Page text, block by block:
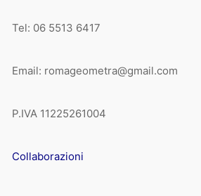
Tel: 06 5513 6417
Email: romageometra@gmail.com
P.IVA 11225261004
Collaborazioni